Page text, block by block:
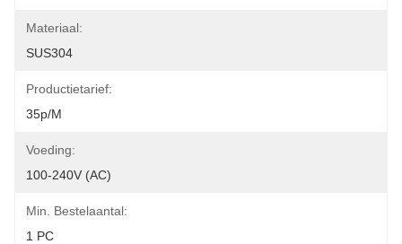
Materiaal:
SUS304
Productietarief:
35p/m
Voeding:
100-240V (AC)
Min. Bestelaantal:
1 PC